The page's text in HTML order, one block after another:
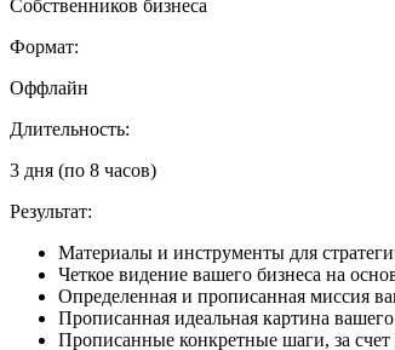
Собственников бизнеса
Формат:
Оффлайн
Длительность:
3 дня (по 8 часов)
Результат:
Материалы и инструменты для
⁠Четкое видение вашего бизнеса на
⁠Определенная и прописанная миссия
⁠Прописанная идеальная картина вашего
Прописанные конкретные шаги, за